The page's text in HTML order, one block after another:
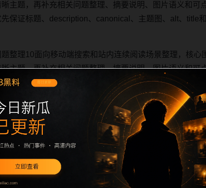
主题，再补充相关问题整理、摘要说明、图片语义和可
保证标题、description、canonical、主题图、alt、title
整理10面向移动端搜索和站内连续阅读场景整理，核心
主题，再补充相关问题整理、摘要说明、图片语义和可
保证标题、description、canonical、主题图、alt、title
整理10面向移动端搜索和站内连续阅读场景整理，核心
主题，再补充相关问题整理、摘要说明、图片语义和可